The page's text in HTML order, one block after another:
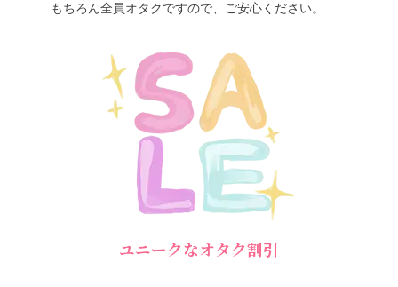
もちろん全員オタクですので、ご安心ください。
ユニークなオタク割引